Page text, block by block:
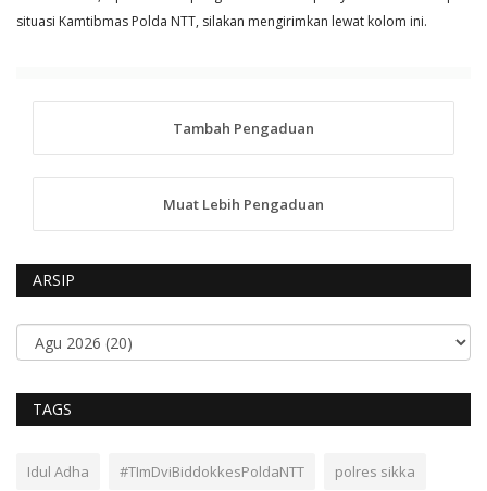
situasi Kamtibmas Polda NTT, silakan mengirimkan lewat kolom ini.
Tambah Pengaduan
Muat Lebih Pengaduan
ARSIP
TAGS
Idul Adha #TImDviBiddokkesPoldaNTT polres sikka